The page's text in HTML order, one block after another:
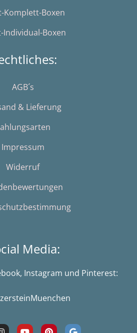
Komplett-Boxen
Individual-Boxen
AGB´s
& Lieferung
Impressum
Widerruf
Media:
Instagram und Pinterest:
I Y P G